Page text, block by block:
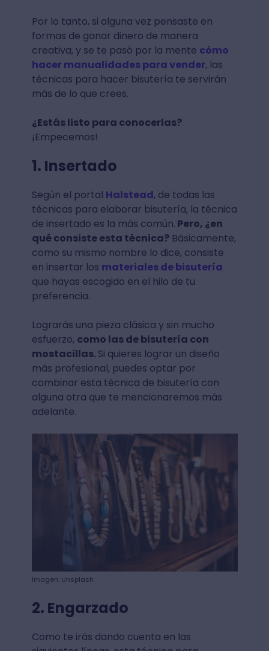
Por lo tanto, si alguna vez pensaste en
formas de ganar dinero de manera
creativa, y se te pasó por la mente cómo
hacer manualidades para vender, las
técnicas para hacer bisutería te servirán
más de lo que crees.
¿Estás listo para conocerlas?
¡Empecemos!
1. Insertado
Según el portal Halstead, de todas las
técnicas para elaborar bisutería, la técnica
de insertado es la más común. Pero, ¿en
qué consiste esta técnica?Básicamente,
como su mismo nombre lo dice, consiste
en insertar los materiales de bisutería
que hayas escogido en el hilo de tu
preferencia.
Lograrás una pieza clásica y sin mucho
esfuerzo, como las de bisutería con
mostacillas.Si quieres lograr un diseño
más profesional, puedes optar por
combinar esta técnica de bisutería con
alguna otra que te mencionaremos más
adelante.
Imagen: Unsplash
2. Engarzado
Como te irás dando cuenta en las